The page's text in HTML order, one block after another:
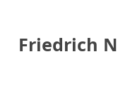
Friedrich